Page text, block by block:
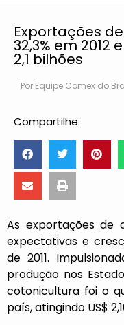
Exportações
32,3% em 2012
2,1 bilhões
Por Equipe Comex do
Compartilhe:
As exportações de
expectativas e
de 2011.
produção nos
cotonicultura foi o
país, atingindo US$